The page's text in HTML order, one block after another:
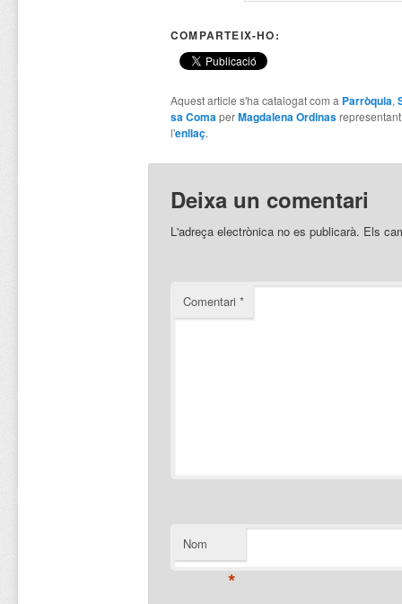
COMPARTEIX-HO:
Aquest article s'ha catalogat com a Parròquia,
sa ComaperMagdalena Ordinas
l'enllaç.
Deixa un comentari
L'adreça electrònica no es publicarà. Els
Comentari *
Nom
*